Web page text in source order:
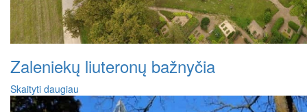
Zaleniekų liuteronų bažnyčia
Skaityti daugiau